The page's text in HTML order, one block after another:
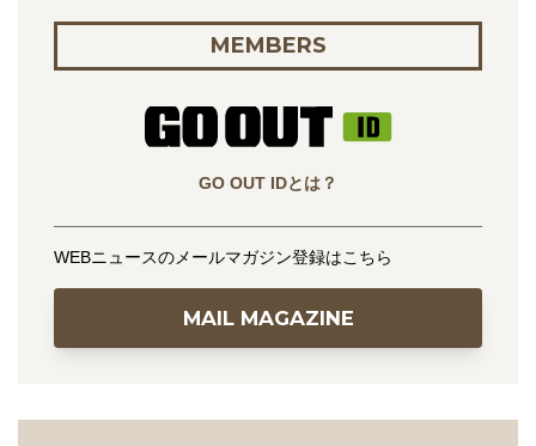
MEMBERS
GO OUT IDとは？
WEBニュースのメールマガジン登録はこちら
MAIL MAGAZINE